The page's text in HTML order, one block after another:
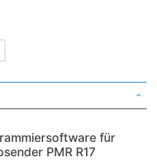
für
PMR R17